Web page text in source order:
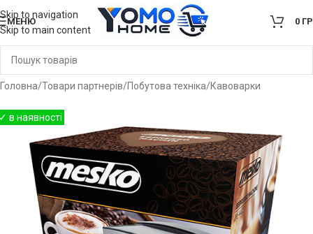
Skip to navigation
Skip to main content
МЕНЮ 0
Головна/Товари партнерів/Побутова техніка/Кавоварки